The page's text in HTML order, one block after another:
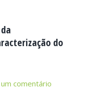
do
comentário